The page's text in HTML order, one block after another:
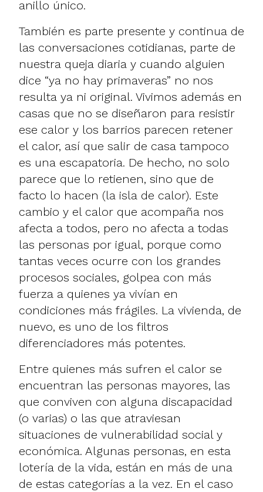
anillo único.
También es parte presente y continua de
las conversaciones cotidianas, parte de
nuestra queja diaria y cuando alguien
dice “ya no hay primaveras” no nos
resulta ya ni original. Vivimos además en
casas que no se diseñaron para resistir
ese calor y los barrios parecen retener
el calor, así que salir de casa tampoco
es una escapatoria. De hecho, no solo
parece que lo retienen, sino que de
facto lo hacen (la isla de calor). Este
cambio y el calor que acompaña nos
afecta a todos, pero no afecta a todas
las personas por igual, porque como
tantas veces ocurre con los grandes
procesos sociales, golpea con más
fuerza a quienes ya vivían en
condiciones más frágiles. La vivienda, de
nuevo, es uno de los filtros
diferenciadores más potentes.
Entre quienes más sufren el calor se
encuentran las personas mayores, las
que conviven con alguna discapacidad
(o varias) o las que atraviesan
situaciones de vulnerabilidad social y
económica. Algunas personas, en esta
lotería de la vida, están en más de una
de estas categorías a la vez. En el caso